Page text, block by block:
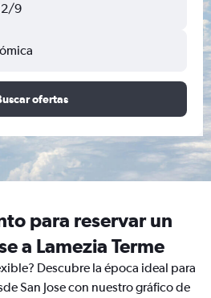
9
ofertas
para reservar un
a Lamezia Terme
Descubre la época ideal para
San Jose con nuestro gráfico de